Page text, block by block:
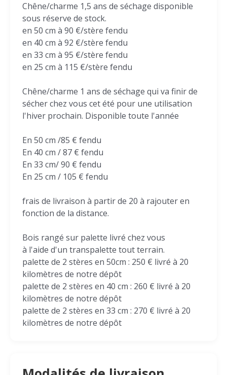
Chêne/charme 1,5 ans de séchage disponible
sous réserve de stock.
en 50 cm à 90 €/stère fendu
en 40 cm à 92 €/stère fendu
en 33 cm à 95 €/stère fendu
en 25 cm à 115 €/stère fendu
Chêne/charme 1 ans de séchage qui va finir de
sécher chez vous cet été pour une utilisation
l'hiver prochain. Disponible toute l'année
En 50 cm /85 € fendu
En 40 cm / 87 € fendu
En 33 cm/ 90 € fendu
En 25 cm / 105 € fendu
frais de livraison à partir de 20 à rajouter en
fonction de la distance.
Bois rangé sur palette livré chez vous
à l'aide d'un transpalette tout terrain.
palette de 2 stères en 50cm : 250 € livré à 20
kilomètres de notre dépôt
palette de 2 stères en 40 cm : 260 € livré à 20
kilomètres de notre dépôt
palette de 2 stères en 33 cm : 270 € livré à 20
kilomètres de notre dépôt